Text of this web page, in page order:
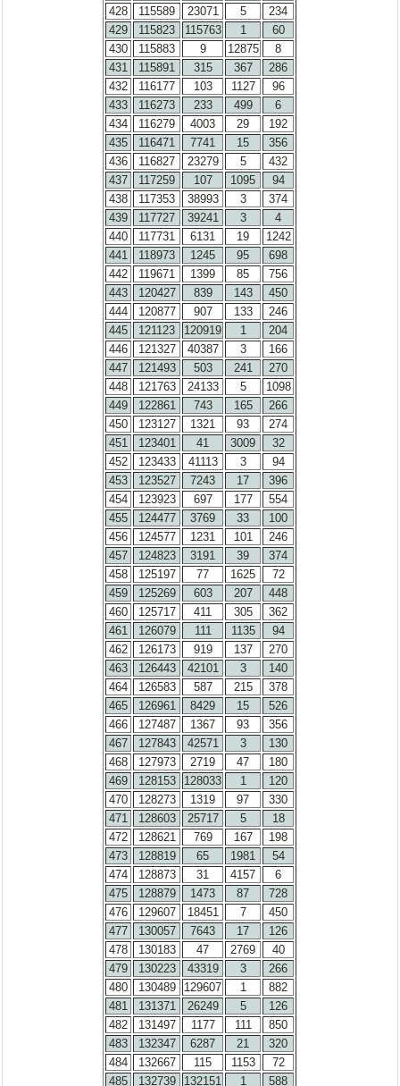
428
115589 23071 5
234
429
115823 115763 1
60
430
115883 9 12875
8
431
115891 315 367
286
432
116177 103 1127
96
433
116273 233 499
6
434
116279 4003 29
192
435
116471 7741 15
356
436
116827 23279 5
432
437
117259 107 1095
94
438
117353 38993 3
374
439
117727 39241 3
4
440
117731 6131 19
1242
441
118973 1245 95
698
442
119671 1399 85
756
443
120427 839 143
450
444
120877 907 133
246
445
121123 120919 1
204
446
121327 40387 3
166
447
121493 503 241
270
448
121763 24133 5
1098
449
122861 743 165
266
450
123127 1321 93
274
451
123401 41 3009
32
452
123433 41113 3
94
453
123527 7243 17
396
454
123923 697 177
554
455
124477 3769 33
100
456
124577 1231 101
246
457
124823 3191 39
374
458
125197 77 1625
72
459
125269 603 207
448
460
125717 411 305
362
461
126079 111 1135
94
462
126173 919 137
270
463
126443 42101 3
140
464
126583 587 215
378
465
126961 8429 15
526
466
127487 1367 93
356
467
127843 42571 3
130
468
127973 2719 47
180
469
128153 128033 1
120
470
128273 1319 97
330
471
128603 25717 5
18
472
128621 769 167
198
473
128819 65 1981
54
474
128873 31 4157
6
475
128879 1473 87
728
476
129607 18451 7
450
477
130057 7643 17
126
478
130183 47 2769
40
479
130223 43319 3
266
480
130489 129607 1
882
481
131371 26249 5
126
482
131497 1177 111
850
483
132347 6287 21
320
484
132667 115 1153
72
485
132739 132151 1 588